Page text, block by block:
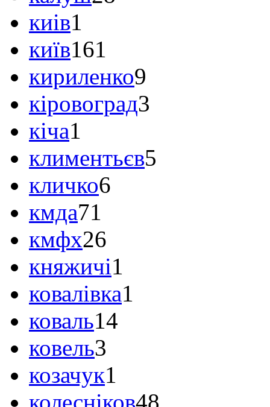
киів1
київ161
кириленко9
кіровоград3
кіча1
климентьєв5
кличко6
кмда71
кмфх26
княжичі1
ковалівка1
коваль14
ковель3
козачук1
колесніков48